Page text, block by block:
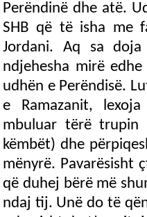
Perëndinë dhe atë.
SHB që të isha me
Jordani. Aq sa
ndjehesha mirë
udhën e Perëndisë.
e Ramazanit,
mbuluar tërë trupin
këmbët) dhe
mënyrë. Pavarësisht
që duhej bërë më
ndaj tij. Unë do të